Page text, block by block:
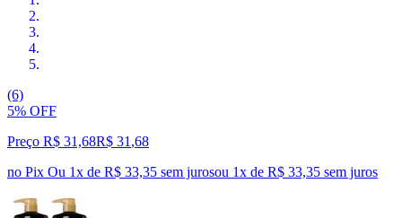
(6)
5% OFF
Preço R$ 31,68R$ 31 ,68
no Pix Ou 1x de R$ 33,35 sem jurosou 1x de R$ 33,35 sem juros